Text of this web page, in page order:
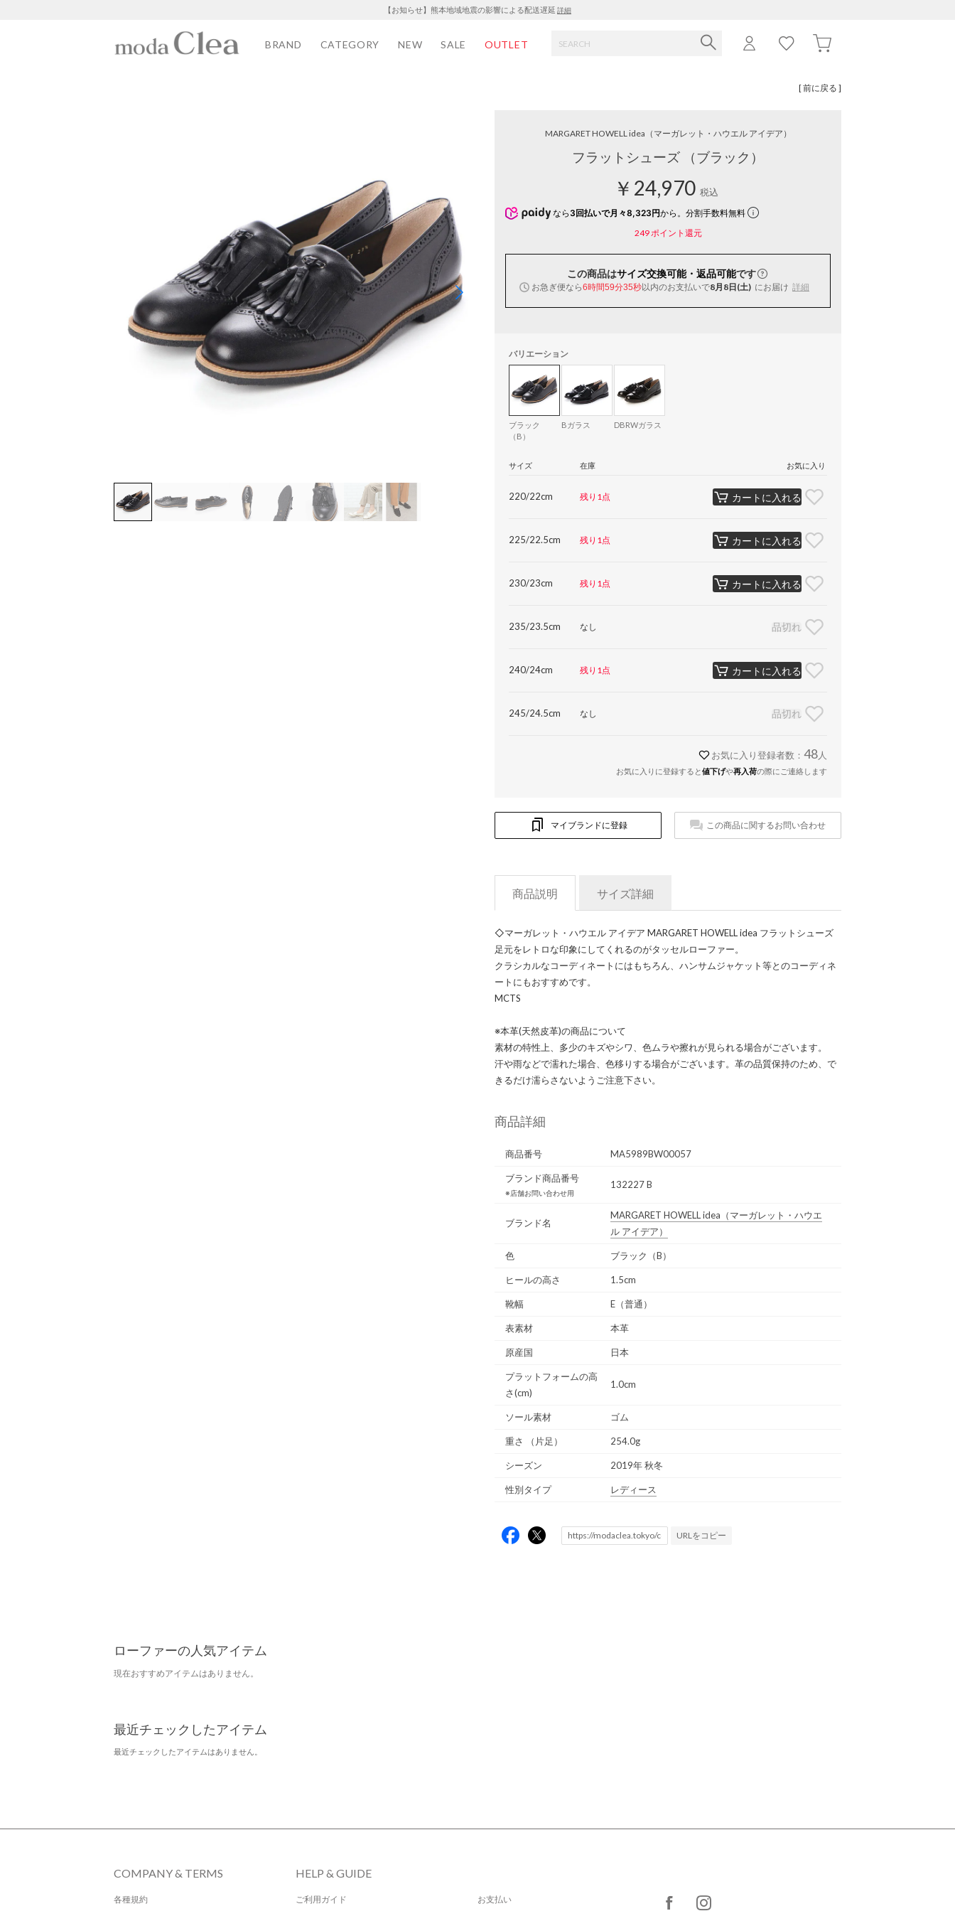
【お知らせ】熊本地域地震の影響による配送遅延 詳細
BRAND CATEGORY NEW SALE OUTLET
[ 前に戻る ]
MARGARET HOWELL idea （マーガレット・ハウエル アイデア）
フラットシューズ （ブラック）
￥24,970 税込
なら 3回払いで月々8,323円から。分割手数料無料
249ポイント還元
この商品はサイズ交換可能・返品可能です
お急ぎ便なら6時間59分35秒以内のお支払いで8月8日(土) にお届け 詳細
バリエーション
ブラック
（B）
Bガラス DBRWガラス
サイズ 在庫 お気に入り
220/22cm 残り1点 カートに入れる
225/22.5cm 残り1点 カートに入れる
230/23cm 残り1点 カートに入れる
235/23.5cm なし 品切れ
240/24cm 残り1点 カートに入れる
245/24.5cm なし 品切れ
お気に入り登録者数： 48 人
お気に入りに登録すると値下げや再入荷の際にご連絡します
マイブランドに登録 この商品に関するお問い合わせ
商品説明 サイズ詳細
◇マーガレット・ハウエル アイデア MARGARET HOWELL idea フラットシューズ
足元をレトロな印象にしてくれるのがタッセルローファー。
クラシカルなコーディネートにはもちろん、ハンサムジャケット等とのコーディネ
ートにもおすすめです。
MCTS
※本革(天然皮革)の商品について
素材の特性上、多少のキズやシワ、色ムラや擦れが見られる場合がございます。
汗や雨などで濡れた場合、色移りする場合がございます。革の品質保持のため、で
きるだけ濡らさないようご注意下さい。
商品詳細
商品番号 MA5989BW00057
ブランド商品番号
※店舗お問い合わせ用
132227 B
ブランド名
MARGARET HOWELL idea （マーガレット・ハウエ
ル アイデア）
色 ブラック（B）
ヒールの高さ 1.5cm
靴幅 E（普通）
表素材 本革
原産国 日本
プラットフォームの高
さ(cm)
1.0cm
ソール素材 ゴム
重さ （片足） 254.0g
シーズン 2019年 秋冬
性別タイプ レディース
URLをコピー
ローファーの人気アイテム
現在おすすめアイテムはありません。
最近チェックしたアイテム
最近チェックしたアイテムはありません。
COMPANY & TERMS
各種規約
HELP & GUIDE
ご利用ガイド お支払い